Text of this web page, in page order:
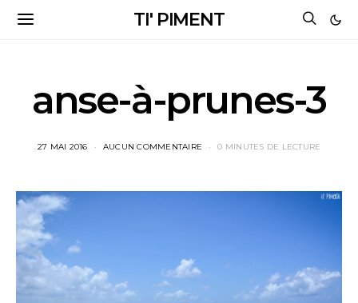
TI' PIMENT
anse-à-prunes-3
27 MAI 2016 AUCUN COMMENTAIRE 0 MINUTES DE LECTURE